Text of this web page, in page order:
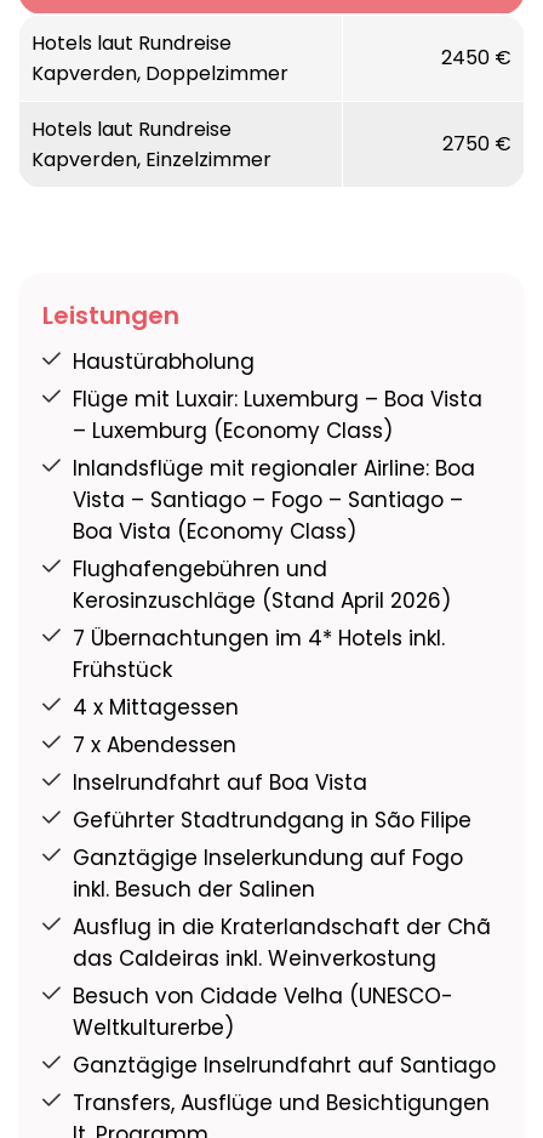
3 ÜN Oasis White Hotel****, Sal Rei
3 ÜN Hotel Pestana Trópico****, Praia
Hotels laut Rundreise
Kapverden, Doppelzimmer
2450 €
Hotels laut Rundreise
Kapverden, Einzelzimmer
2750 €
Leistungen
Haustürabholung
Flüge mit Luxair: Luxemburg – Boa Vista
– Luxemburg (Economy Class)
Inlandsflüge mit regionaler Airline: Boa
Vista – Santiago – Fogo – Santiago –
Boa Vista (Economy Class)
Flughafengebühren und
Kerosinzuschläge (Stand April 2026)
7 Übernachtungen im 4* Hotels inkl.
Frühstück
4 x Mittagessen
7 x Abendessen
Inselrundfahrt auf Boa Vista
Geführter Stadtrundgang in São Filipe
Ganztägige Inselerkundung auf Fogo
inkl. Besuch der Salinen
Ausflug in die Kraterlandschaft der Chã
das Caldeiras inkl. Weinverkostung
Besuch von Cidade Velha (UNESCO-
Weltkulturerbe)
Ganztägige Inselrundfahrt auf Santiago
Transfers, Ausflüge und Besichtigungen